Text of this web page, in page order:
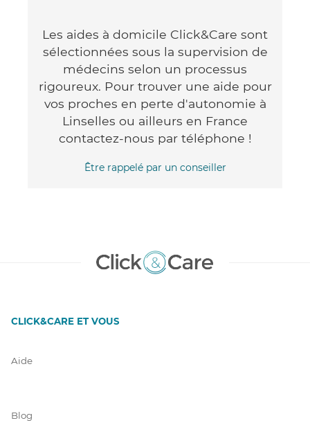
Les aides à domicile Click&Care sont
sélectionnées sous la supervision de
médecins selon un processus
rigoureux. Pour trouver une aide pour
vos proches en perte d'autonomie à
Linselles ou ailleurs en France
contactez-nous par téléphone !
Être rappelé par un conseiller
CLICK&CARE ET VOUS
Aide
Blog